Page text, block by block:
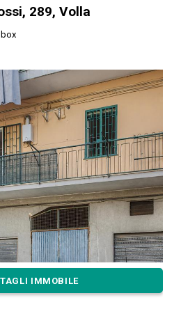
289, Volla
box
IMMOBILE